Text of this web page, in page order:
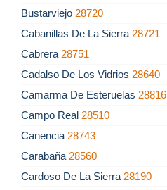
Bustarviejo 28720
Cabanillas De La Sierra 28721
Cabrera 28751
Cadalso De Los Vidrios 28640
Camarma De Esteruelas 28816
Campo Real 28510
Canencia 28743
Carabaña 28560
Cardoso De La Sierra 28190